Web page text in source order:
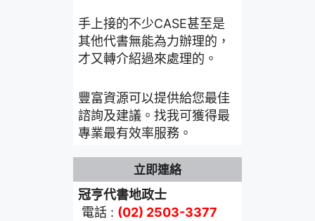
手上接的不少CASE甚至是
其他代書無能為力辦理的，
才又轉介紹過來處理的。
豐富資源可以提供給您最佳
諮詢及建議。找我可獲得最
專業最有效率服務。
立即連絡
冠亨代書地政士
電話 : (02) 2503-3377